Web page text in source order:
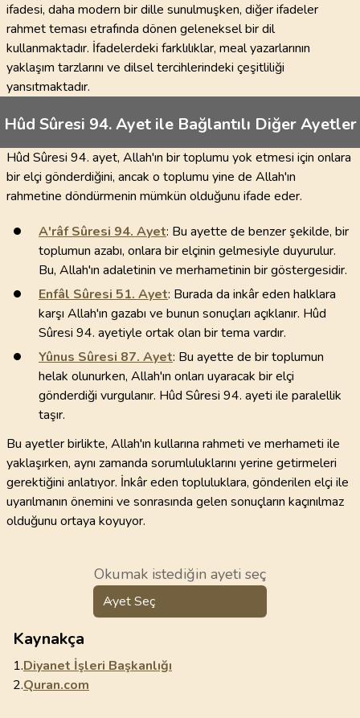
ifadesi, daha modern bir dille sunulmuşken, diğer ifadeler
rahmet teması etrafında dönen geleneksel bir dil
kullanmaktadır. İfadelerdeki farklılıklar, meal yazarlarının
yaklaşım tarzlarını ve dilsel tercihlerindeki çeşitliliği
yansıtmaktadır.
Hûd Sûresi 94. Ayet ile Bağlantılı Diğer Ayetler
Hûd Sûresi 94. ayet, Allah'ın bir toplumu yok etmesi için onlara
bir elçi gönderdiğini, ancak o toplumu yine de Allah'ın
rahmetine döndürmenin mümkün olduğunu ifade eder.
A'râf Sûresi 94. Ayet: Bu ayette de benzer şekilde, bir
toplumun azabı, onlara bir elçinin gelmesiyle duyurulur.
Bu, Allah'ın adaletinin ve merhametinin bir göstergesidir.
Enfâl Sûresi 51. Ayet: Burada da inkâr eden halklara
karşı Allah'ın gazabı ve bunun sonuçları açıklanır. Hûd
Sûresi 94. ayetiyle ortak olan bir tema vardır.
Yûnus Sûresi 87. Ayet: Bu ayette de bir toplumun
helak olunurken, Allah'ın onları uyaracak bir elçi
gönderdiği vurgulanır. Hûd Sûresi 94. ayeti ile paralellik
taşır.
Bu ayetler birlikte, Allah'ın kullarına rahmeti ve merhameti ile
yaklaşırken, aynı zamanda sorumluluklarını yerine getirmeleri
gerektiğini anlatıyor. İnkâr eden topluluklara, gönderilen elçi ile
uyarılmanın önemini ve sonrasında gelen sonuçların kaçınılmaz
olduğunu ortaya koyuyor.
Okumak istediğin ayeti seç
Ayet Seç
Kaynakça
1.Diyanet İşleri Başkanlığı
2.Quran.com